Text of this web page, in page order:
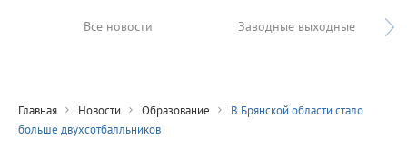
Все новости Заводные выходные
Главная Новости Образование
В Брянской области стало
больше двухсотбалльников